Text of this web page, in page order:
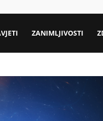
ZANIMLJIVOSTI